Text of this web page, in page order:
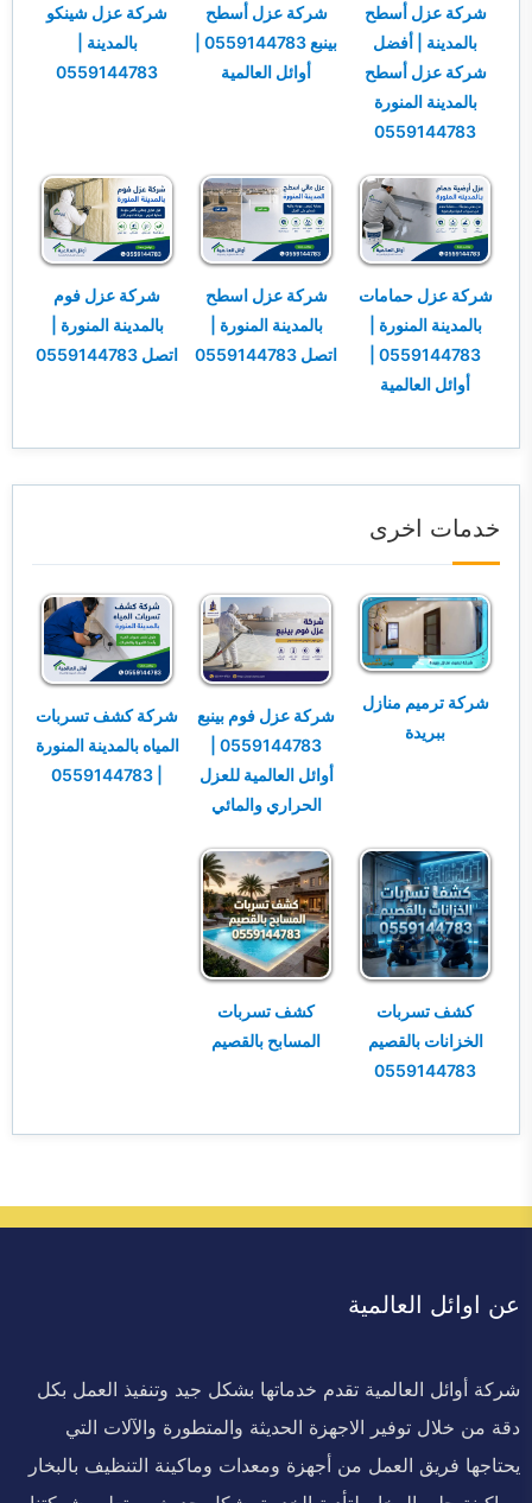
شركة عزل أسطح
بالمدينة | أفضل
شركة عزل أسطح
بالمدينة المنورة
0559144783
شركة عزل أسطح
بينبع 0559144783 |
أوائل العالمية
شركة عزل شينكو
بالمدينة |
0559144783
شركة عزل حمامات
بالمدينة المنورة |
0559144783 |
أوائل العالمية
شركة عزل اسطح
بالمدينة المنورة |
اتصل 0559144783
شركة عزل فوم
بالمدينة المنورة |
اتصل 0559144783
خدمات اخرى
شركة ترميم منازل
ببريدة
شركة عزل فوم بينبع
0559144783 |
أوائل العالمية للعزل
الحراري والمائي
شركة كشف تسربات
المياه بالمدينة المنورة
كشف تسربات
الخزانات بالقصيم
0559144783
كشف تسربات
المسابح بالقصيم
عن اوائل العالمية
شركة أوائل العالمية تقدم خدماتها بشكل جيد وتنفيذ العمل بكل
دقة من خلال توفير الاجهزة الحديثة والمتطورة والآلات التي
يحتاجها فريق العمل من أجهزة ومعدات وماكينة التنظيف بالبخار